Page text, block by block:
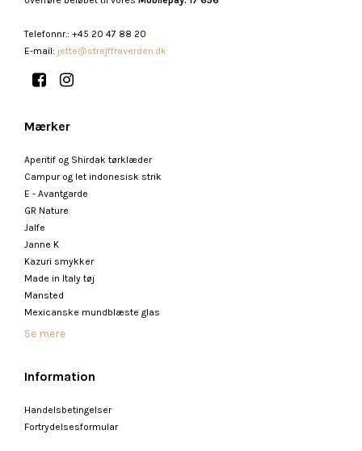
Telefonnr.: +45 20 47 88 20
E-mail: jette@strejffraverden.dk
Mærker
Aperitif og Shirdak tørklæder
Campur og let indonesisk strik
E - Avantgarde
GR Nature
Jalfe
Janne K
Kazuri smykker
Made in Italy tøj
Mansted
Mexicanske mundblæste glas
Se mere
Information
Handelsbetingelser
Fortrydelsesformular